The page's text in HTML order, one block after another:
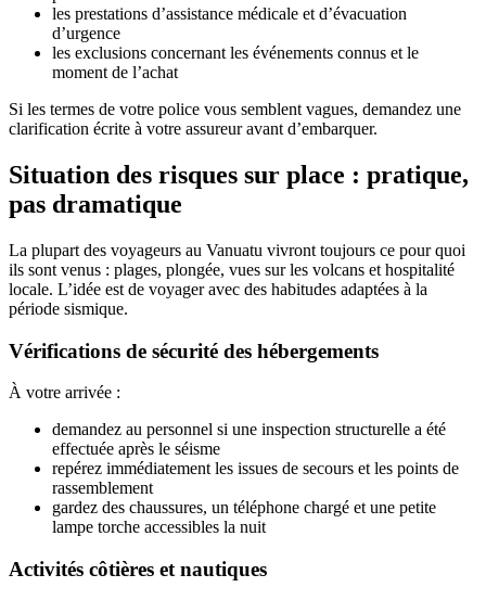
les prestations d’assistance médicale et d’évacuation
d’urgence
les exclusions concernant les événements connus et le
moment de l’achat
Si les termes de votre police vous semblent vagues, demandez une
clarification écrite à votre assureur avant d’embarquer.
Situation des risques sur place : pratique,
pas dramatique
La plupart des voyageurs au Vanuatu vivront toujours ce pour quoi
ils sont venus : plages, plongée, vues sur les volcans et hospitalité
locale. L’idée est de voyager avec des habitudes adaptées à la
période sismique.
Vérifications de sécurité des hébergements
À votre arrivée :
demandez au personnel si une inspection structurelle a été
effectuée après le séisme
repérez immédiatement les issues de secours et les points de
rassemblement
gardez des chaussures, un téléphone chargé et une petite
lampe torche accessibles la nuit
Activités côtières et nautiques